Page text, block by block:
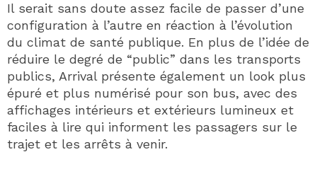
Il serait sans doute assez facile de passer d’une
configuration à l’autre en réaction à l’évolution
du climat de santé publique. En plus de l’idée de
réduire le degré de “public” dans les transports
publics, Arrival présente également un look plus
épuré et plus numérisé pour son bus, avec des
affichages intérieurs et extérieurs lumineux et
faciles à lire qui informent les passagers sur le
trajet et les arrêts à venir.